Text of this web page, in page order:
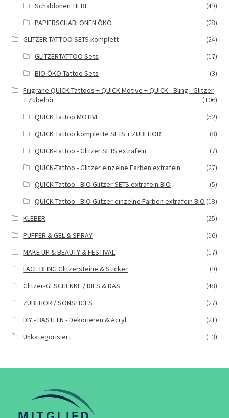
Schablonen TIERE
(49)
PAPIERSCHABLONEN ÖKO
(28)
GLITZER-TATTOO SETS komplett
(24)
GLITZERTATTOO Sets
(17)
BIO ÖKO Tattoo Sets
(3)
Filigrane QUICK Tattoos + QUICK Motive + QUICK - Bling - Glitzer
+ Zubehör
(106)
QUICK Tattoo MOTIVE
(52)
QUICK Tattoo komplette SETS + ZUBEHÖR
(8)
QUICK-Tattoo - Glitzer SETS extrafein
(7)
QUICK-Tattoo - Glitzer einzelne Farben extrafein
(27)
QUICK-Tattoo - BIO Glitzer SETS extrafein BIO
(5)
QUICK-Tattoo - BIO Glitzer einzelne Farben extrafein BIO (18)
KLEBER
(25)
PUFFER & GEL & SPRAY
(16)
MAKE UP & BEAUTY & FESTIVAL
(17)
FACE BLING Glitzersteine & Sticker
(9)
Glitzer-GESCHENKE / DIES & DAS
(48)
ZUBEHÖR / SONSTIGES
(27)
DIY - BASTELN - Dekorieren & Acryl
(21)
Unkategorisiert
(13)